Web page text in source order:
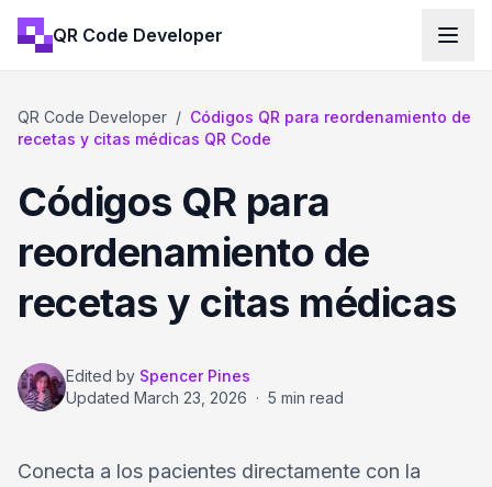
QR Code Developer
QR Code Developer / Códigos QR para reordenamiento de
recetas y citas médicas QR Code
Códigos QR para
reordenamiento de
recetas y citas médicas
Edited by Spencer Pines
Updated March 23, 2026 · 5 min read
Conecta a los pacientes directamente con la